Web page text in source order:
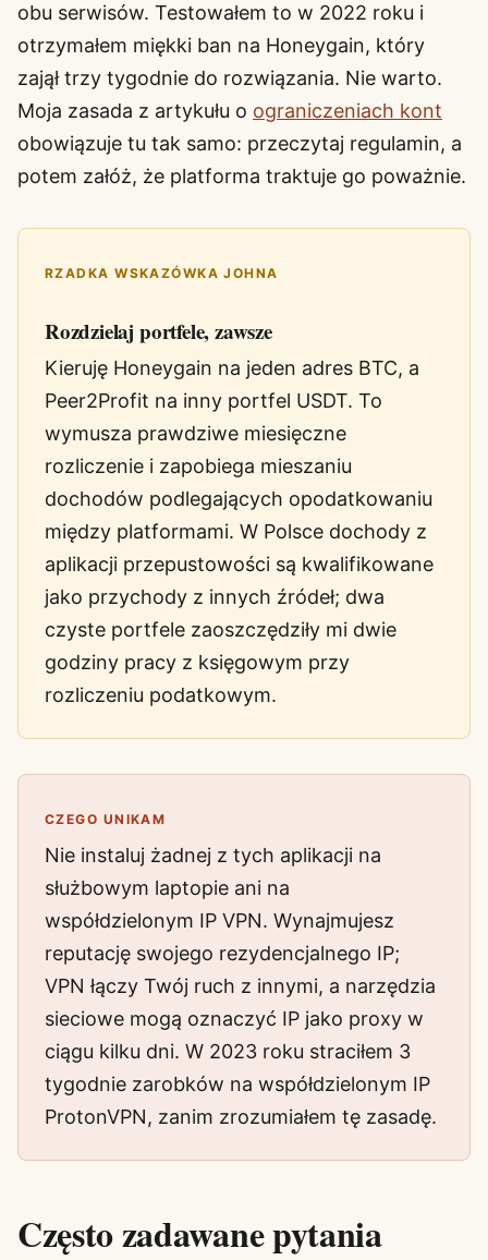
obu serwisów. Testowałem to w 2022 roku i
otrzymałem miękki ban na Honeygain, który
zajął trzy tygodnie do rozwiązania. Nie warto.
Moja zasada z artykułu o ograniczeniach kont
obowiązuje tu tak samo: przeczytaj regulamin, a
potem załóż, że platforma traktuje go poważnie.
RZADKA WSKAZÓWKA JOHNA
Rozdzielaj portfele, zawsze
Kieruję Honeygain na jeden adres BTC, a
Peer2Profit na inny portfel USDT. To
wymusza prawdziwe miesięczne
rozliczenie i zapobiega mieszaniu
dochodów podlegających opodatkowaniu
między platformami. W Polsce dochody z
aplikacji przepustowości są kwalifikowane
jako przychody z innych źródeł; dwa
czyste portfele zaoszczędziły mi dwie
godziny pracy z księgowym przy
rozliczeniu podatkowym.
CZEGO UNIKAM
Nie instaluj żadnej z tych aplikacji na
służbowym laptopie ani na
współdzielonym IP VPN. Wynajmujesz
reputację swojego rezydencjalnego IP;
VPN łączy Twój ruch z innymi, a narzędzia
sieciowe mogą oznaczyć IP jako proxy w
ciągu kilku dni. W 2023 roku straciłem 3
tygodnie zarobków na współdzielonym IP
ProtonVPN, zanim zrozumiałem tę zasadę.
Często zadawane pytania